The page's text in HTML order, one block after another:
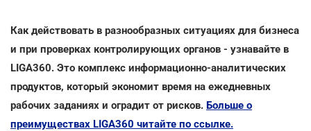
Как действовать в разнообразных ситуациях для бизнеса
и при проверках контролирующих органов - узнавайте в
LIGA360. Это комплекс информационно-аналитических
продуктов, который экономит время на ежедневных
рабочих заданиях и оградит от рисков. Больше о
преимуществах LIGA360 читайте по ссылке.